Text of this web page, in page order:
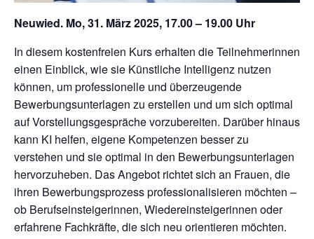
Neuwied. Mo, 31. März 2025, 17.00 – 19.00 Uhr
In diesem kostenfreien Kurs erhalten die Teilnehmerinnen
einen Einblick, wie sie Künstliche Intelligenz nutzen
können, um professionelle und überzeugende
Bewerbungsunterlagen zu erstellen und um sich optimal
auf Vorstellungsgespräche vorzubereiten. Darüber hinaus
kann KI helfen, eigene Kompetenzen besser zu
verstehen und sie optimal in den Bewerbungsunterlagen
hervorzuheben. Das Angebot richtet sich an Frauen, die
ihren Bewerbungsprozess professionalisieren möchten –
ob Berufseinsteigerinnen, Wiedereinsteigerinnen oder
erfahrene Fachkräfte, die sich neu orientieren möchten.